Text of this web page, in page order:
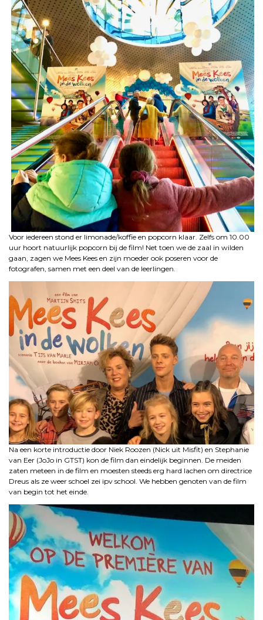
Voor iedereen stond er limonade/koffie en popcorn klaar. Zelfs om 10.00
uur hoort natuurlijk popcorn bij de film! Net toen we de zaal in wilden
gaan, zagen we Mees Kees en zijn moeder ook poseren voor de
fotografen, samen met een deel van de leerlingen.
Na een korte introductie door Niek Roozen (Nick uit Misfit) en Stephanie
van Eer (JoJo in GTST) kon de film dan eindelijk beginnen. De meiden
zaten meteen in de film en moesten steeds erg hard lachen om directrice
Dreus als ze weer schoel zei ipv school. We hebben genoten van de film
van begin tot het einde.